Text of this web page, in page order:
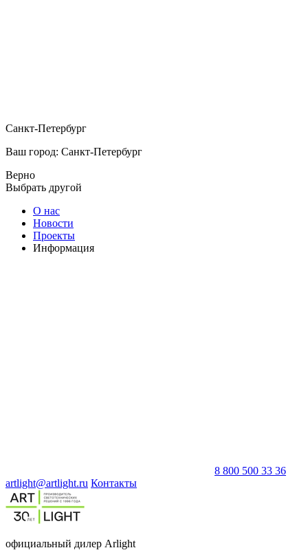
Санкт-Петербург
Ваш город: Санкт-Петербург
Верно
Выбрать другой
О нас
Новости
Проекты
Информация
8 800 500 33 36
artlight@artlight.ru Контакты
официальный дилер Arlight